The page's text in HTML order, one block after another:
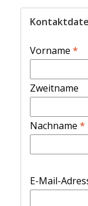
Vorname *
Zweitname
Nachname *
E-Mail-